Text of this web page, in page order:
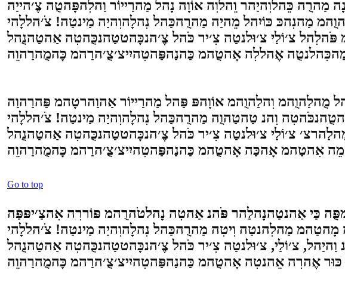
מַהנִהכּ כּוֹיִהל מֵהיַה מַהרֻהכַּהל נִהלָהוִהיַה מַינטַה! צֹ׳הללָהי
צ׳וֹלַי צ׳וּלנטַה צִ׳יר כֹּהל צֶ׳הנכָּהטטַהנכֻּהטִה אַהטַהנֻהל
וִהנ טַהטַהוֻה מַהרֻהכַּהל נִהלָהוִהיַה מַינטַה! צֹ׳הללָהי
צ׳וֹלַי צ׳וּלנטַה צִ׳יר כֹּהל צֶ׳הנכָּהטטַהנכֻּהטִה אַהטַהנֻהל
Go to top
מָהטַהמ מַהלִהנטַה וִיטִה מַהרֻהכַּהל נִהלָהוִהיַה מַינטַה! צֹ׳הללָהי
וַהיַהל, צ׳וֹלַי, צ׳וּלנטַה צִ׳יר כֹּהל צֶ׳הנכָּהטטַהנכֻּהטִה אַהטַהנֻהל